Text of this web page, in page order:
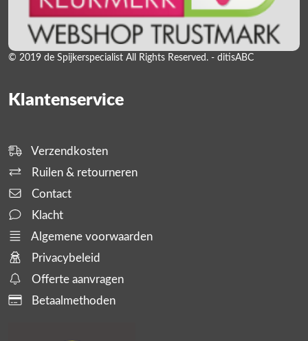
© 2019 de Spijkerspecialist All Rights Reserved. - ditisABC
Klantenservice
Verzendkosten
Ruilen & retourneren
Contact
Klacht
Algemene voorwaarden
Privacybeleid
Offerte aanvragen
Betaalmethoden